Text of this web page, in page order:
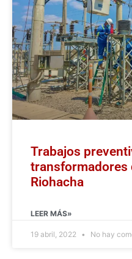
Trabajos
transformadores
Riohacha
LEER MÁS»
19 abril, 2022 No hay